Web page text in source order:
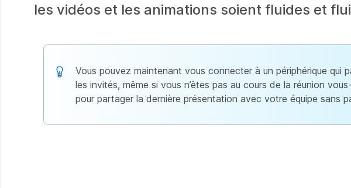
les vidéos et les animations soient fluides et
Vous pouvez maintenant vous connecter à un périphérique
les invités, même si vous n’êtes pas au cours de la réunion
pour partager la dernière présentation avec votre équipe sans